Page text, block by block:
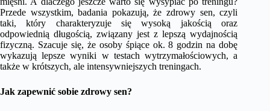
Przede wszystkim, badania pokazują, że zdrowy sen, czyli
taki, który charakteryzuje się wysoką jakością oraz
odpowiednią długością, związany jest z lepszą wydajnością
fizyczną. Szacuje się, że osoby śpiące ok. 8 godzin na dobę
wykazują lepsze wyniki w testach wytrzymałościowych, a
także w krótszych, ale intensywniejszych treningach.
Jak zapewnić sobie zdrowy sen?